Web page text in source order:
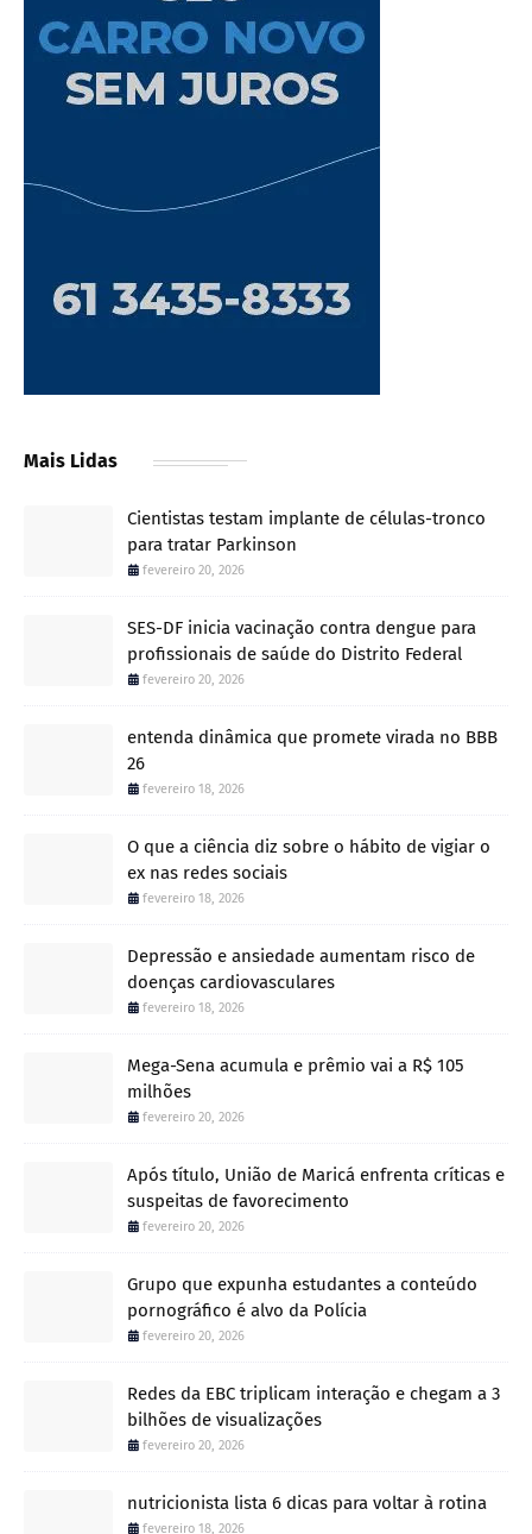
Mais Lidas
Cientistas testam implante de células-tronco
para tratar Parkinson
fevereiro 20, 2026
SES-DF inicia vacinação contra dengue para
profissionais de saúde do Distrito Federal
fevereiro 20, 2026
entenda dinâmica que promete virada no BBB
26
fevereiro 18, 2026
O que a ciência diz sobre o hábito de vigiar o
ex nas redes sociais
fevereiro 18, 2026
Depressão e ansiedade aumentam risco de
doenças cardiovasculares
fevereiro 18, 2026
Mega-Sena acumula e prêmio vai a R$ 105
milhões
fevereiro 20, 2026
Após título, União de Maricá enfrenta críticas e
suspeitas de favorecimento
fevereiro 20, 2026
Grupo que expunha estudantes a conteúdo
pornográfico é alvo da Polícia
fevereiro 20, 2026
Redes da EBC triplicam interação e chegam a 3
bilhões de visualizações
fevereiro 20, 2026
nutricionista lista 6 dicas para voltar à rotina
fevereiro 18, 2026